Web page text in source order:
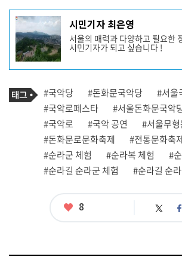
기
사
작
성
자
프
필
시민기자 최은영
서울의 매력과 다양하고 필요한
시민기자가 되고 싶습니다 !
기
사
관
련
태
그
태
그
#국악당 #돈화문국악당
#서울
#국악로페스타
#서울돈화문국악
#국악로
#국악 공연
#서울무
#돈화문로문화축제
#전통문화축
#순라군 체험
#순라복 체험
#
#순라길 순라군 체험
#순라길 순
좋
8 트 페